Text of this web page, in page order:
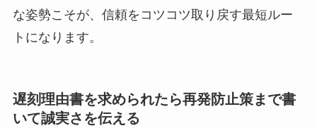
な姿勢こそが、信頼をコツコツ取り戻す最短ルー
トになります。
遅刻理由書を求められたら再発防止策まで書
いて誠実さを伝える